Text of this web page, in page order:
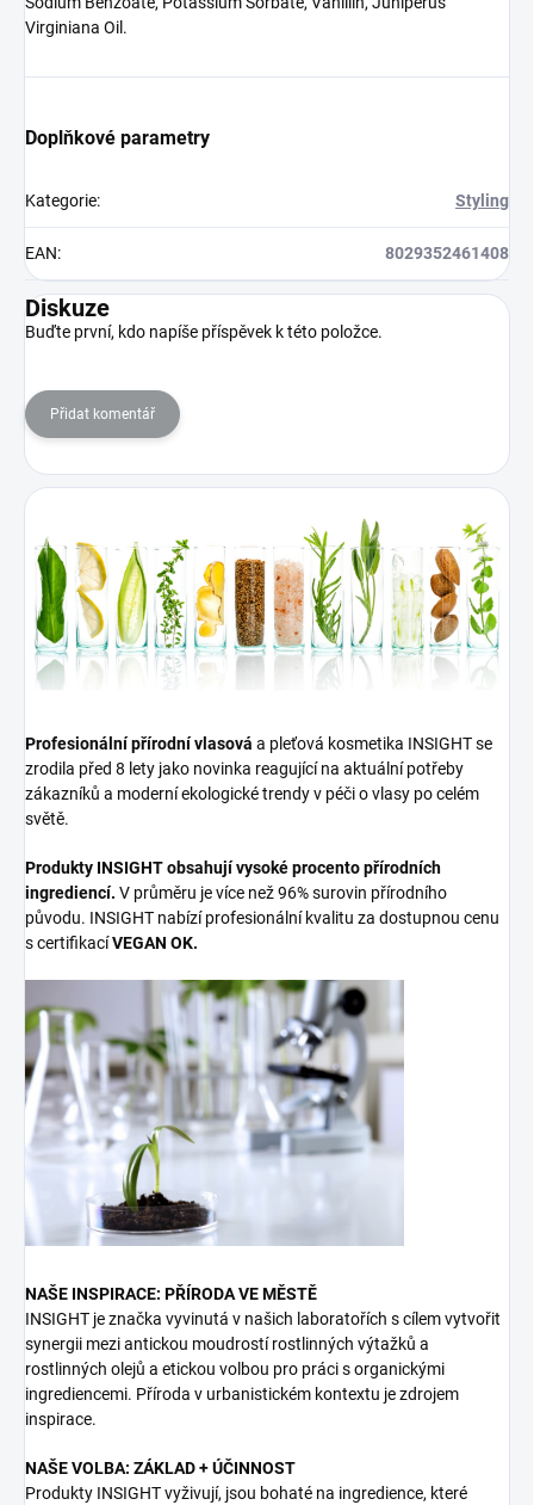
Virginiana Oil.
Doplňkové parametry
Kategorie: Styling
EAN: 8029352461408
Diskuze
Buďte první, kdo napíše příspěvek k této položce.
Přidat komentář
Profesionální přírodní vlasová a pleťová kosmetika INSIGHT se
zrodila před 8 lety jako novinka reagující na aktuální potřeby
zákazníků a moderní ekologické trendy v péči o vlasy po celém
světě.
Produkty INSIGHT obsahují vysoké procento přírodních
ingrediencí. V průměru je více než 96% surovin přírodního
původu. INSIGHT nabízí profesionální kvalitu za dostupnou cenu
s certifikacíVEGAN OK.
NAŠE INSPIRACE: PŘÍRODA VE MĚSTĚ
INSIGHT je značka vyvinutá v našich laboratořích s cílem vytvořit
synergii mezi antickou moudrostí rostlinných výtažků a
rostlinných olejů a etickou volbou pro práci s organickými
ingrediencemi. Příroda v urbanistickém kontextu je zdrojem
inspirace.
NAŠE VOLBA: ZÁKLAD + ÚČINNOST
Produkty INSIGHT vyživují, jsou bohaté na ingredience, které